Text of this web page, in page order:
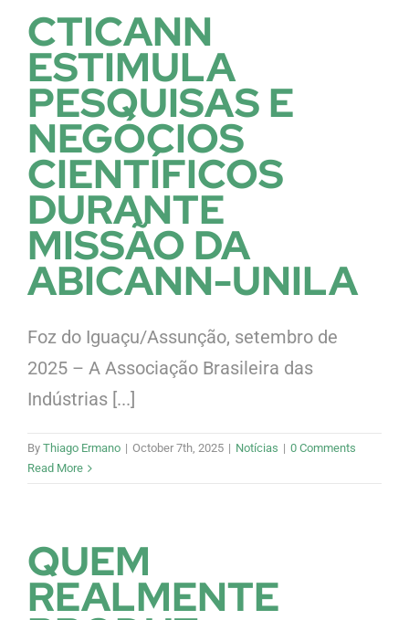
CTICANN
ESTIMULA
PESQUISAS E
NEGÓCIOS
CIENTÍFICOS
DURANTE
MISSÃO DA
ABICANN-UNILA
Foz do Iguaçu/Assunção, setembro de
2025 – A Associação Brasileira das
Indústrias [...]
By Thiago Ermano | October 7th, 2025 | Notícias | 0 Comments
Read More
QUEM
REALMENTE